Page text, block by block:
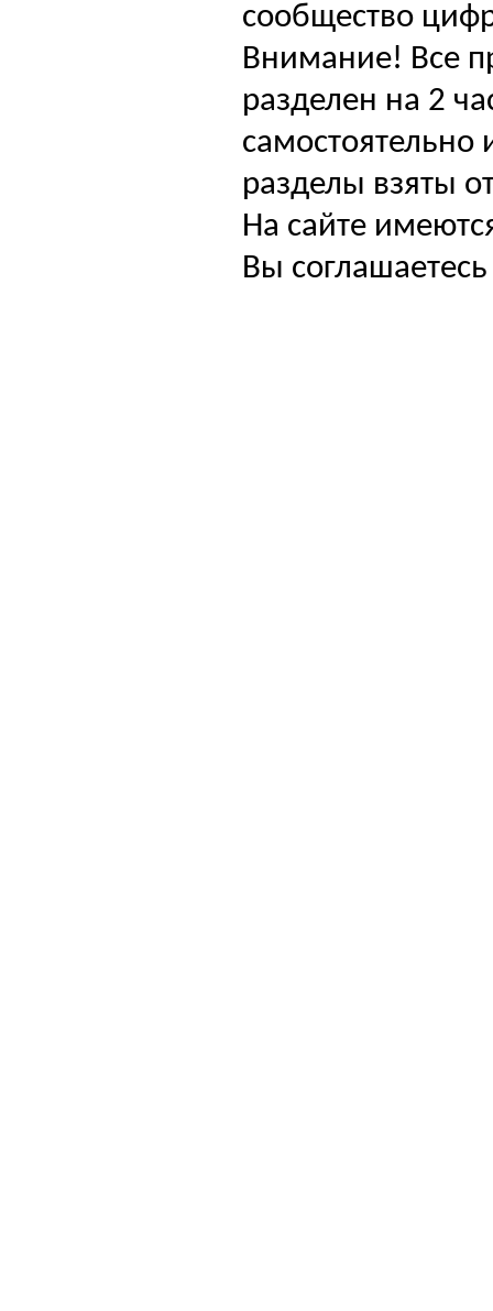
сообщество
Внимание! Все
разделен на 2
самостоятельно
разделы взяты
На сайте
Вы